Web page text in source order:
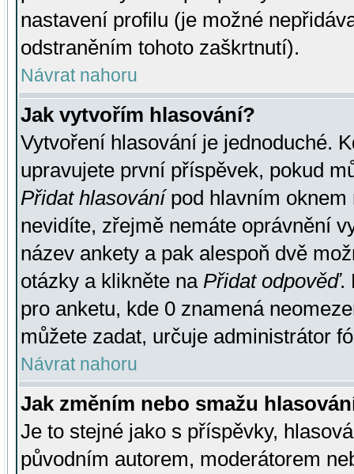
nastavení profilu (je možné
odstraněním tohoto zaškrtnutí).
Návrat nahoru
Jak vytvořím hlasování?
Vytvoření hlasování je jednoduché.
upravujete první příspěvek, pokud
Přidat hlasovánípod hlavním oknem
nevidíte, zřejmě nemáte oprávnění
název ankety a pak alespoň dvě
otázky a klikněte na Přidat odpověď.
pro anketu, kde 0 znamená
můžete zadat, určuje administrátor
Návrat nahoru
Jak změním nebo smažu
Je to stejné jako s příspěvky,
původním autorem, moderátorem